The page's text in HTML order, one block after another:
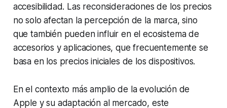
accesibilidad. Las reconsideraciones de los precios
no solo afectan la percepción de la marca, sino
que también pueden influir en el ecosistema de
accesorios y aplicaciones, que frecuentemente se
basa en los precios iniciales de los dispositivos.
En el contexto más amplio de la evolución de
Apple y su adaptación al mercado, este